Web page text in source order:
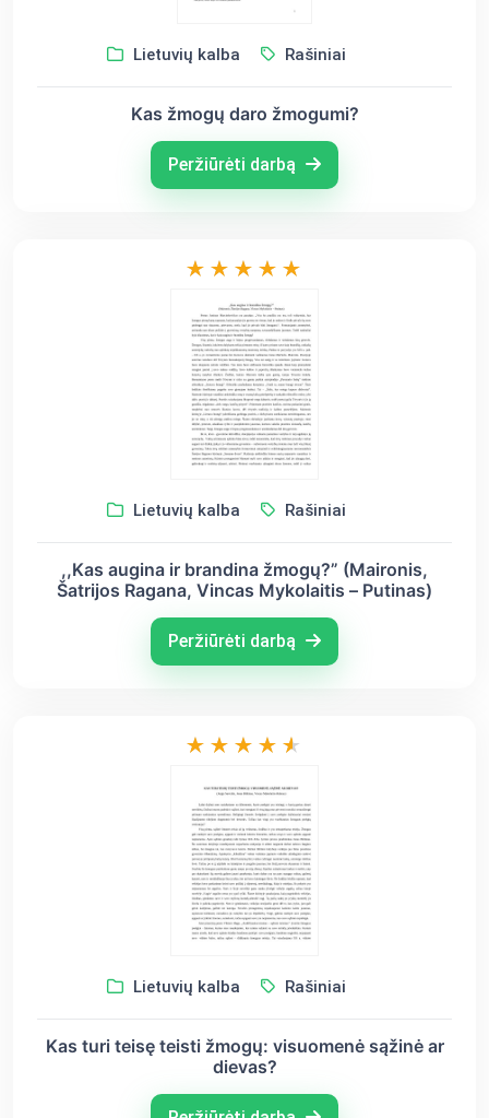
Lietuvių kalba Rašiniai
Kas žmogų daro žmogumi?
Peržiūrėti darbą
Lietuvių kalba Rašiniai
,,Kas augina ir brandina žmogų?” (Maironis,
Šatrijos Ragana, Vincas Mykolaitis – Putinas)
Peržiūrėti darbą
Lietuvių kalba Rašiniai
Kas turi teisę teisti žmogų: visuomenė sąžinė ar
dievas?